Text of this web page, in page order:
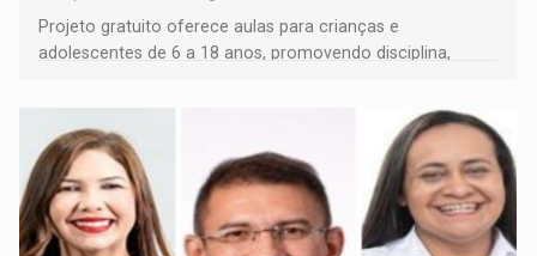
Projeto gratuito oferece aulas para crianças e
adolescentes de 6 a 18 anos, promovendo disciplina,